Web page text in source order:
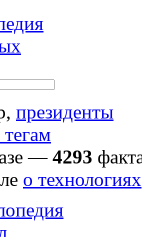
президенты
— 4293
о технологиях